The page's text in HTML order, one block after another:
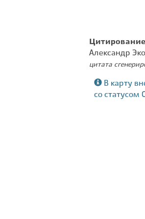
Цитирование
Александр
цитата
В карту
со статусом